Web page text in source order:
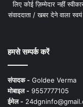
लिए कोई ज़िम्मेदार नहीं
संवाददाता / खबर देने वाला
हमसे सम्पर्क करें
संपादक - Goldee Verma
मोबाइल - 9557777105
ईमेल -